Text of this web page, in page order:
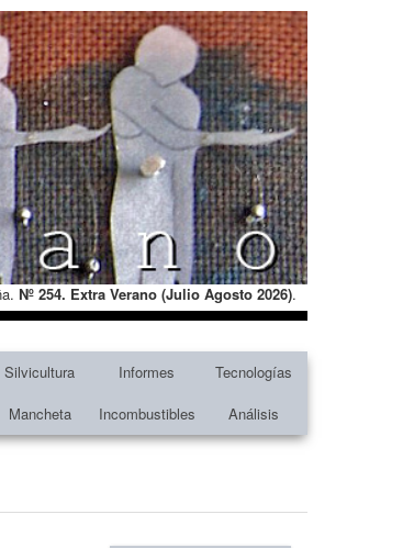
Nº 254. Extra Verano (Julio Agosto 2026).
Silvicultura Informes
Tecnologías
Mancheta Incombustibles Análisis